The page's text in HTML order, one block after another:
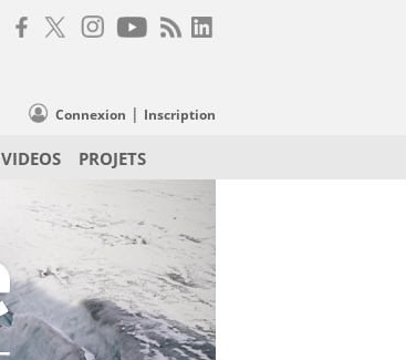
Connexion | Inscription
VIDEOS PROJETS